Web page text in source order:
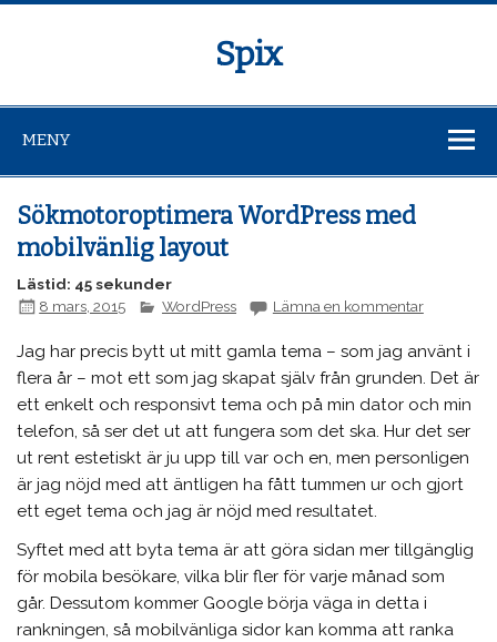
Spix
MENY
Sökmotoroptimera WordPress med
mobilvänlig layout
Lästid: 45 sekunder
8 mars, 2015
WordPress Lämna en kommentar
Jag har precis bytt ut mitt gamla tema – som jag använt i
flera år – mot ett som jag skapat själv från grunden. Det är
ett enkelt och responsivt tema och på min dator och min
telefon, så ser det ut att fungera som det ska. Hur det ser
ut rent estetiskt är ju upp till var och en, men personligen
är jag nöjd med att äntligen ha fått tummen ur och gjort
ett eget tema och jag är nöjd med resultatet.
Syftet med att byta tema är att göra sidan mer tillgänglig
för mobila besökare, vilka blir fler för varje månad som
går. Dessutom kommer Google börja väga in detta i
rankningen, så mobilvänliga sidor kan komma att ranka